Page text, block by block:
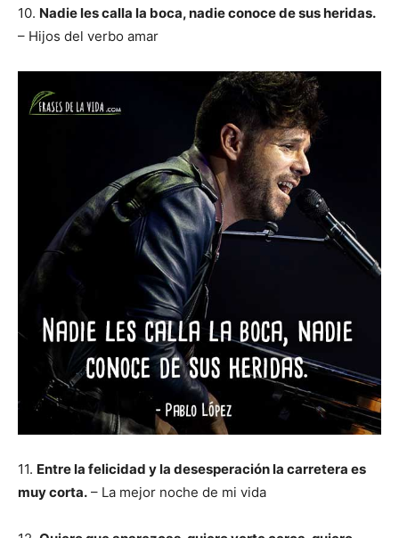
10. Nadie les calla la boca, nadie conoce de sus heridas.
– Hijos del verbo amar
11. Entre la felicidad y la desesperación la carretera es
muy corta. – La mejor noche de mi vida